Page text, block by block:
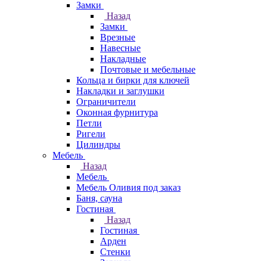
Замки
Назад
Замки
Врезные
Навесные
Накладные
Почтовые и мебельные
Кольца и бирки для ключей
Накладки и заглушки
Ограничители
Оконная фурнитура
Петли
Ригели
Цилиндры
Мебель
Назад
Мебель
Мебель Оливия под заказ
Баня, сауна
Гостиная
Назад
Гостиная
Арден
Стенки